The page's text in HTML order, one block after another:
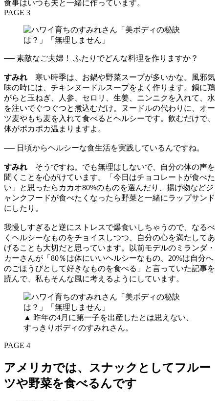
食事はいつも夫と一緒に作っています。
PAGE 3
── 素敵なご夫婦！ ふたりでどんな料理を作りますか？
すみれ 寒い時季は、お鍋や野菜スープが多いかな。風邪気
味の時には、チキンヌードルスープをよく作ります。鍋に鶏
がらと玉ねぎ、人参、セロリ、生姜、ニンニクを入れて、水
を注いでぐつぐつと煮込むだけ。ヌードルの代わりに、オー
ツ麦やもち麦を入れて食べるとヘルシーです。飲むだけで、
体がポカポカ温まりますよ。
── 日頃からヘルシーな食生活を実践しているんですね。
すみれ そうですね。でも無理はしないで、自分の体の声を
聞くことを心がけています。「今日はチョコレートが食べた
い」と思ったらカカオ80%のものを選んだり、揚げ物などジ
ャンクフードが食べたくなったら野菜と一緒にラップサンド
にしたり。
我慢しすぎると逆にストレスで爆食いしちゃうので、なるべ
くヘルシーなものをチョイスしつつ、自分の心を満たしてあ
げることも大切だと思っています。以前モデルのミランダ・
カーさんが「80％は体にいいヘルシーなもの、20%は自分へ
のごほうびとして好きなものを食べる」と言っていた記事を
読んで、私もそんな風に考えるようにしています。
▲ 昨年の4月に第一子を出産したとは思えない、
すっきりボディのすみれさん。
PAGE 4
アメリカでは、スナックとしてフルー
ツや野菜を食べるんです